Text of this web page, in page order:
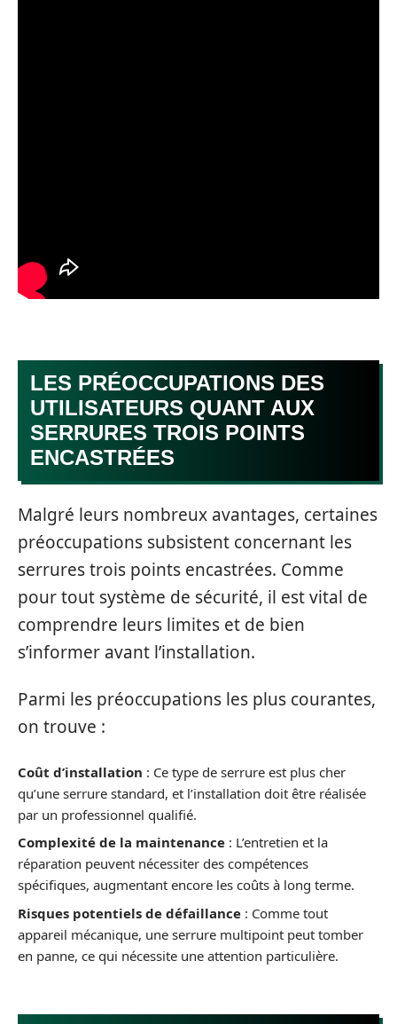
LES PRÉOCCUPATIONS DES
UTILISATEURS QUANT AUX
SERRURES TROIS POINTS
ENCASTRÉES
Malgré leurs nombreux avantages, certaines
préoccupations subsistent concernant les
serrures trois points encastrées. Comme
pour tout système de sécurité, il est vital de
comprendre leurs limites et de bien
s’informer avant l’installation.
Parmi les préoccupations les plus courantes,
on trouve :
Coût d’installation : Ce type de serrure est plus cher
qu’une serrure standard, et l’installation doit être réalisée
par un professionnel qualifié.
Complexité de la maintenance : L’entretien et la
réparation peuvent nécessiter des compétences
spécifiques, augmentant encore les coûts à long terme.
Risques potentiels de défaillance : Comme tout
appareil mécanique, une serrure multipoint peut tomber
en panne, ce qui nécessite une attention particulière.